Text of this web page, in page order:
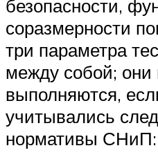
безопасности,
соразмерности
три параметра
между собой; они
выполняются,
учитывались
нормативы СНиП: